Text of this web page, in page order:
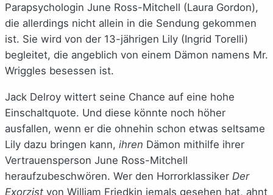
Parapsychologin June Ross-Mitchell (Laura Gordon),
die allerdings nicht allein in die Sendung gekommen
ist. Sie wird von der 13-jährigen Lily (Ingrid Torelli)
begleitet, die angeblich von einem Dämon namens Mr.
Wriggles besessen ist.
Jack Delroy wittert seine Chance auf eine hohe
Einschaltquote. Und diese könnte noch höher
ausfallen, wenn er die ohnehin schon etwas seltsame
Lily dazu bringen kann, ihren Dämon mithilfe ihrer
Vertrauensperson June Ross-Mitchell
heraufzubeschwören. Wer den Horrorklassiker Der
Exorzist von William Friedkin jemals gesehen hat, ahnt